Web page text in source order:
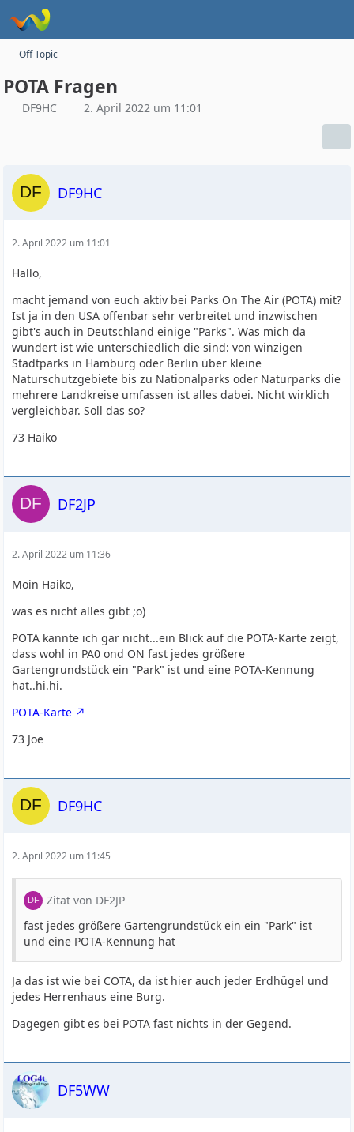
Off Topic
POTA Fragen
DF9HC 2. April 2022 um 11:01
DF9HC
2. April 2022 um 11:01
Hallo,
macht jemand von euch aktiv bei Parks On The Air (POTA) mit?
Ist ja in den USA offenbar sehr verbreitet und inzwischen
gibt's auch in Deutschland einige "Parks". Was mich da
wundert ist wie unterschiedlich die sind: von winzigen
Stadtparks in Hamburg oder Berlin über kleine
Naturschutzgebiete bis zu Nationalparks oder Naturparks die
mehrere Landkreise umfassen ist alles dabei. Nicht wirklich
vergleichbar. Soll das so?
73 Haiko
DF2JP
2. April 2022 um 11:36
Moin Haiko,
was es nicht alles gibt ;o)
POTA kannte ich gar nicht...ein Blick auf die POTA-Karte zeigt,
dass wohl in PA0 ond ON fast jedes größere
Gartengrundstück ein "Park" ist und eine POTA-Kennung
hat..hi.hi.
POTA-Karte
73 Joe
DF9HC
2. April 2022 um 11:45
Zitat von DF2JP
fast jedes größere Gartengrundstück ein ein "Park" ist
und eine POTA-Kennung hat
Ja das ist wie bei COTA, da ist hier auch jeder Erdhügel und
jedes Herrenhaus eine Burg.
Dagegen gibt es bei POTA fast nichts in der Gegend.
DF5WW